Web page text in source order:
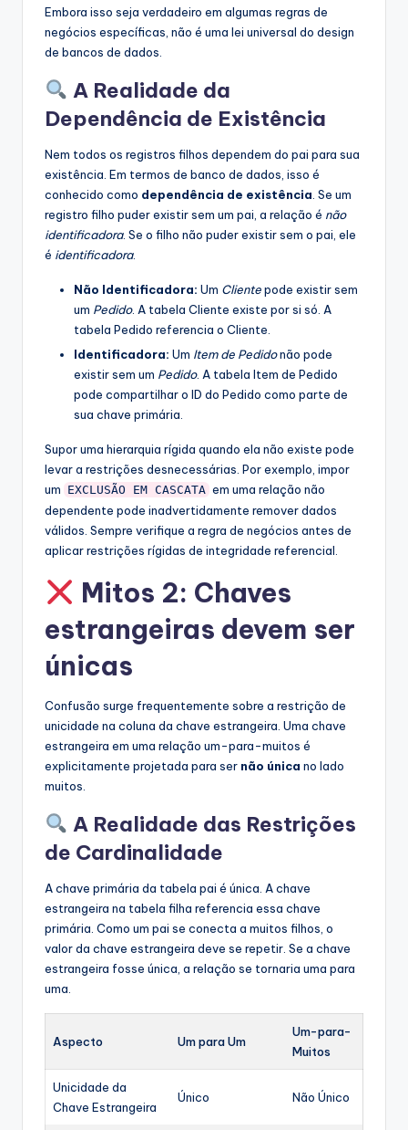
Embora isso seja verdadeiro em algumas regras de
negócios específicas, não é uma lei universal do design
de bancos de dados.
A Realidade da
Dependência de Existência
Nem todos os registros filhos dependem do pai para sua
existência. Em termos de banco de dados, isso é
conhecido como dependência de existência . Se um
registro filho puder existir sem um pai, a relação é não
identificadora. Se o filho não puder existir sem o pai, ele
é identificadora.
Não Identificadora: Um Clientepode existir sem
um Pedido. A tabela Cliente existe por si só. A
tabela Pedido referencia o Cliente.
Identificadora: Um Item de Pedidonão pode
existir sem um Pedido. A tabela Item de Pedido
pode compartilhar o ID do Pedido como parte de
sua chave primária.
Supor uma hierarquia rígida quando ela não existe pode
levar a restrições desnecessárias. Por exemplo, impor
um EXCLUSÃO EM CASCATA em uma relação não
dependente pode inadvertidamente remover dados
válidos. Sempre verifique a regra de negócios antes de
aplicar restrições rígidas de integridade referencial.
Mitos 2: Chaves
estrangeiras devem ser
únicas
Confusão surge frequentemente sobre a restrição de
unicidade na coluna da chave estrangeira. Uma chave
estrangeira em uma relação um-para-muitos é
explicitamente projetada para ser não única no lado
muitos.
A Realidade das Restrições
de Cardinalidade
A chave primária da tabela pai é única. A chave
estrangeira na tabela filha referencia essa chave
primária. Como um pai se conecta a muitos filhos, o
valor da chave estrangeira deve se repetir. Se a chave
estrangeira fosse única, a relação se tornaria uma para
uma.
Aspecto Um para Um
Um-para-
Muitos
Unicidade da
Chave Estrangeira
Único Não Único